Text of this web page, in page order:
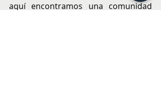
aquí encontramos una comunidad